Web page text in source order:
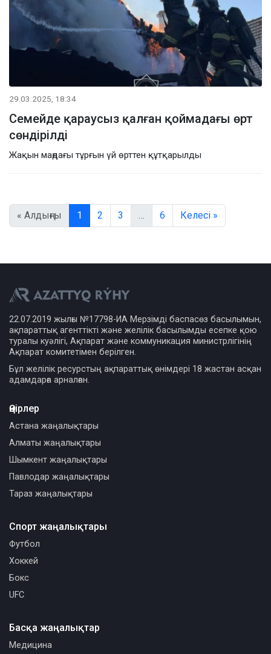
29.03.2025, 18:34
Семейде қараусыз қалған қоймадағы өрт
сөндірілді
Жақын маңдағы тұрғын үй өрттен құтқарылды
« Алдыңғы 1 2 3 6 Келесі »
22.07.2019 жылғы №17798-ИА Мерзімді баспасөз басылымын,
ақпараттық агенттікті және желілік басылымды есепке қою
туралы куәлігі, Ақпарат және коммуникация министрлігінің
Ақпарат комитетімен берілген.
Бұл желілік ресурстың ақпараттық өнімдері 18 жастан асқан
адамдарға арналған.
Өңірлер
Астана жаңалықтары
Алматы жаңалықтары
Шымкент жаңалықтары
Павлодар жаңалықтары
Тараз жаңалықтары
Спорт жаңалықтары
Футбол
Хоккей
Бокс
UFC
Басқа жаңалықтар
Медицина